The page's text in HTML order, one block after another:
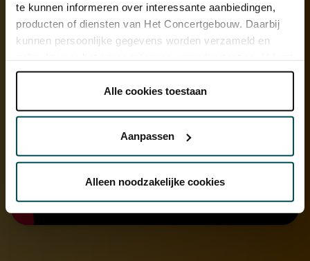
te kunnen informeren over interessante aanbiedingen,
producten of diensten van Het Concertgebouw. Daarbij
kunnen persoonlijke gegevens worden verzameld en
onder 'aanpassen' zelf welke cookies wij mogen
Lees onze cookieverklaring hier. Lees onze
Via decookieverklaringop onze website kunt u uw
We werken samen met32 derdendie uw gegevens
Alle cookies toestaan
Aanpassen
Alleen noodzakelijke cookies